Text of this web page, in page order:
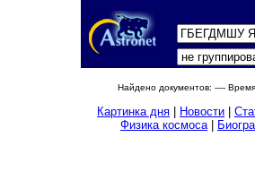
Найдено документов: ----
Картинка дня Новости
Физика космоса|